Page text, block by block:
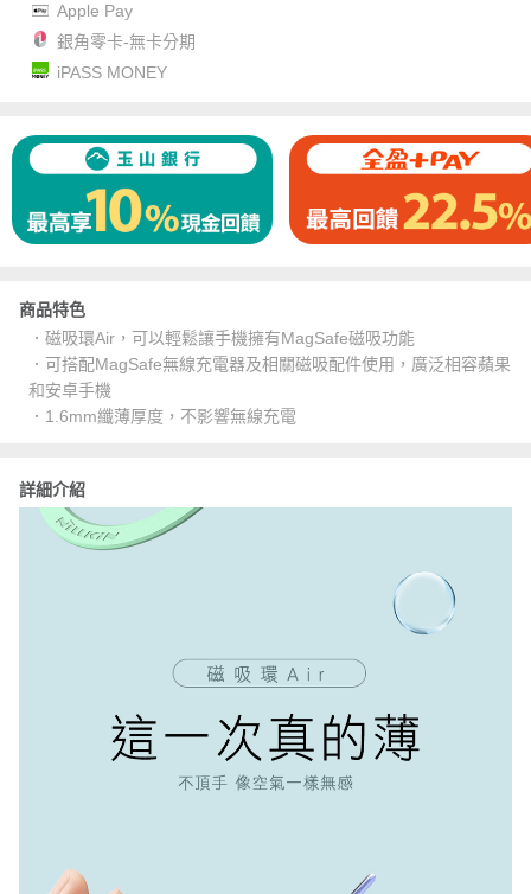
Apple Pay
銀角零卡-無卡分期
iPASS MONEY
商品特色
．磁吸環Air，可以輕鬆讓手機擁有MagSafe磁吸功能
．可搭配MagSafe無線充電器及相關磁吸配件使用，廣泛相容蘋果
和安卓手機
．1.6mm纖薄厚度，不影響無線充電
詳細介紹